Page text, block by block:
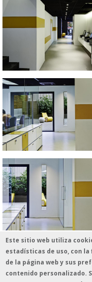
Fotografía: Eugeni Pons
Este sitio web utiliza
estadísticas de uso, con
de la página web y sus
contenido personalizado.